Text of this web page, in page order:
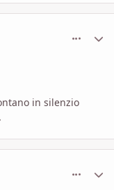
in silenzio